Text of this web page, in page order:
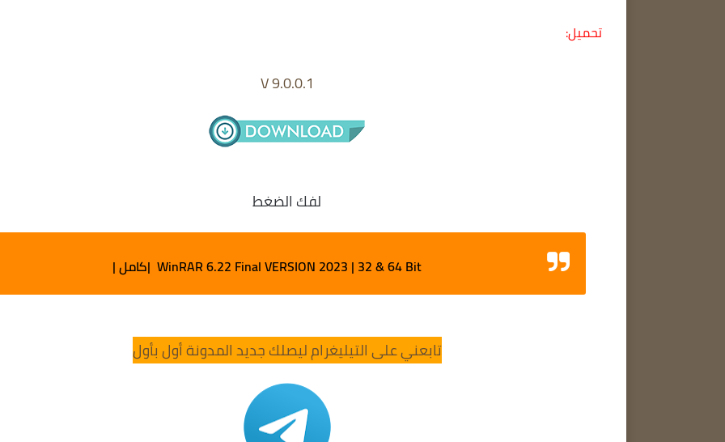
تحميل:
V 9.0.0.1
لفك الضغط
WinRAR 6.22 Final VERSION 2023 | 32 & 64 Bit |كامل |
تابعني على التيليغرام ليصلك جديد المدونة أول بأول